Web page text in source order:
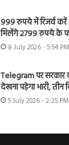
999 रुपये में रिजर्व
मिलेंगे 2799 रुपये के
8 July 2026 - 5:54 PM
Telegram पर
देखना पड़ेगा भारी, तीन
5 July 2026 - 2:25 PM